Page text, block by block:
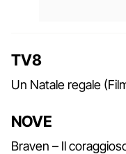
TV8
Un Natale regale
NOVE
Braven – Il